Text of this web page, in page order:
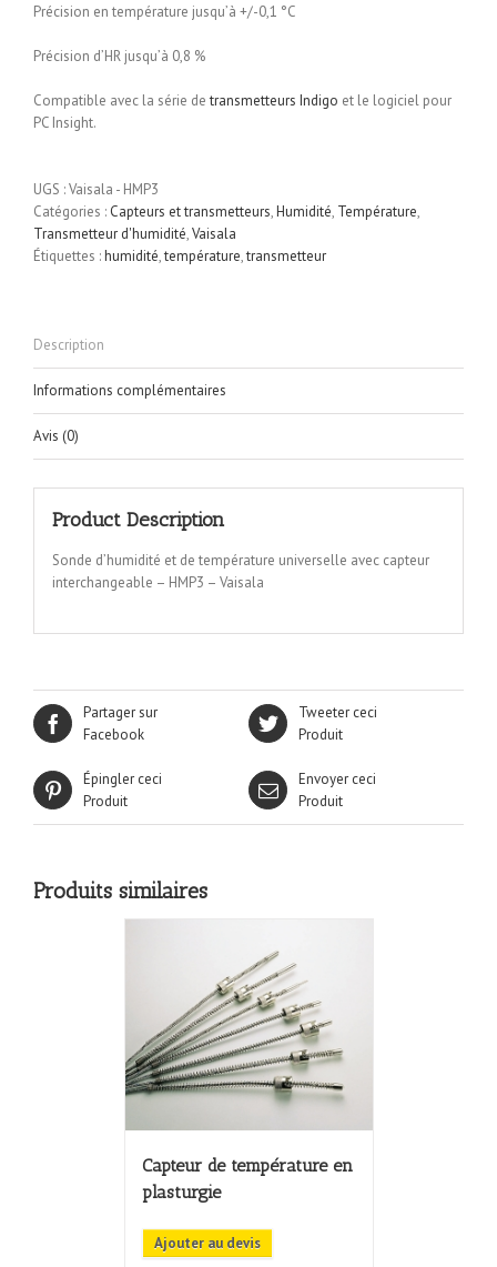
Précision en température jusqu’à +/-0,1 °C
Précision d’HR jusqu’à 0,8 %
Compatible avec la série detransmetteurs Indigo et le logiciel pour
PC Insight.
UGS :Vaisala - HMP3
Catégories : Capteurs et transmetteurs,Humidité, Température,
Transmetteur d'humidité,Vaisala
Étiquettes :humidité,température,transmetteur
Description
Informations complémentaires
Avis (0)
Product Description
Sonde d’humidité et de température universelle avec capteur
interchangeable – HMP3 – Vaisala
Partager sur
Facebook
Tweeter ceci
Produit
Épingler ceci
Produit
Envoyer ceci
Produit
Produits similaires
Capteur de température en
plasturgie
Ajouter au devis